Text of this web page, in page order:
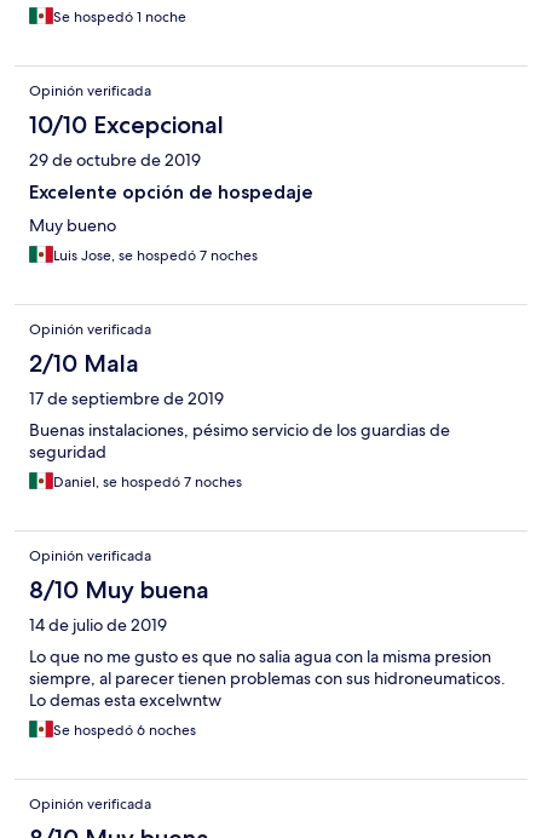
Se hospedó 1 noche
Opinión verificada
10/10 Excepcional
29 de octubre de 2019
Excelente opción de hospedaje
Muy bueno
Luis Jose, se hospedó 7 noches
Opinión verificada
2/10 Mala
17 de septiembre de 2019
Buenas instalaciones, pésimo servicio de los guardias de
seguridad
Daniel, se hospedó 7 noches
Opinión verificada
8/10 Muy buena
14 de julio de 2019
Lo que no me gusto es que no salia agua con la misma presion
siempre, al parecer tienen problemas con sus hidroneumaticos.
Lo demas esta excelwntw
Se hospedó 6 noches
Opinión verificada